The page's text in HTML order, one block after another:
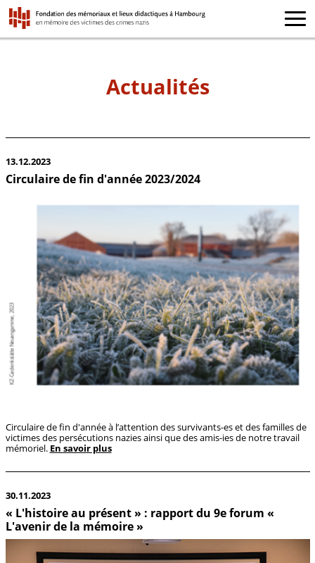
Actualités
13.12.2023
Circulaire de fin d'année 2023/2024
Circulaire de fin d'année à l’attention des survivants-es et des familles de
victimes des persécutions nazies ainsi que des amis-ies de notre travail
mémoriel. En savoir plus
30.11.2023
« L'histoire au présent » : rapport du 9e forum «
L'avenir de la mémoire »